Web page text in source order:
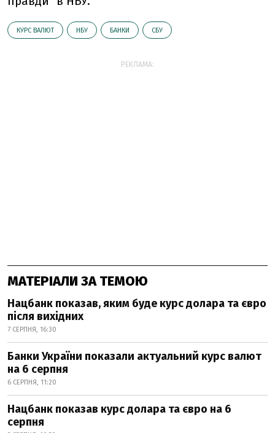
КУРС ВАЛЮТ НБУ БАНКИ СБУ
РЕКЛАМА:
МАТЕРІАЛИ ЗА ТЕМОЮ
Нацбанк показав, яким буде курс долара та євро
після вихідних
7 СЕРПНЯ, 16:30
Банки України показали актуальний курс валют
на 6 серпня
6 СЕРПНЯ, 11:20
Нацбанк показав курс долара та євро на 6
серпня